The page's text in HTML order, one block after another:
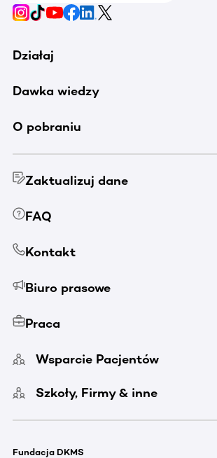
Działaj
Dawka wiedzy
O pobraniu
Zaktualizuj dane
FAQ
Kontakt
Biuro prasowe
Praca
Wsparcie Pacjentów
Szkoły, Firmy & inne
Fundacja DKMS